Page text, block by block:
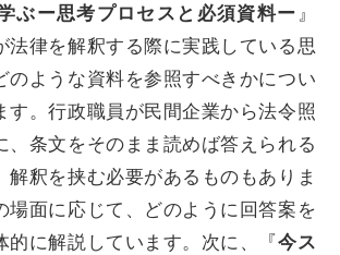
ぶー思考プロセスと必須資料ー 』
法律を解釈する際に実践している思
のような資料を参照すべきかについ
す。行政職員が民間企業から法令照
、条文をそのまま読めば答えられる
解釈を挟む必要があるものもありま
場面に応じて、どのように回答案を
的に解説しています。次に、『今ス